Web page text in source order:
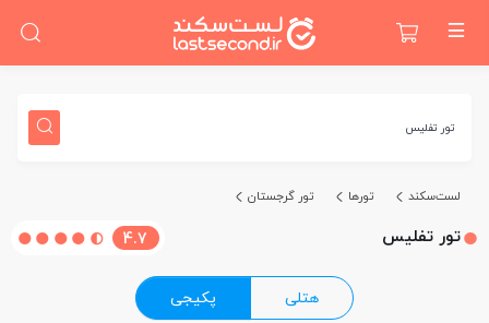
تور تفلیس
لست‌سکند تورها تور گرجستان
تور تفلیس 4.7
هتلی پکیجی